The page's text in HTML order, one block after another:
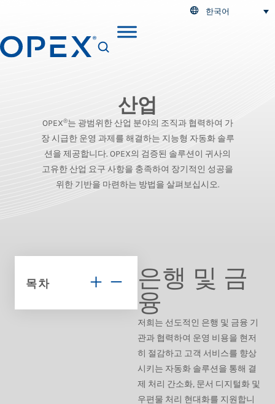
한국어
산업
OPEX®는 광범위한 산업 분야의 조직과 협력하여 가
장 시급한 운영 과제를 해결하는 지능형 자동화 솔루
션을 제공합니다. OPEX의 검증된 솔루션이 귀사의
고유한 산업 요구 사항을 충족하여 장기적인 성공을
위한 기반을 마련하는 방법을 살펴보십시오.
목차
은행 및 금
융
저희는 선도적인 은행 및 금융 기
관과 협력하여 운영 비용을 현저
히 절감하고 고객 서비스를 향상
시키는 자동화 솔루션을 통해 결
제 처리 간소화, 문서 디지털화 및
우편물 처리 현대화를 지원합니